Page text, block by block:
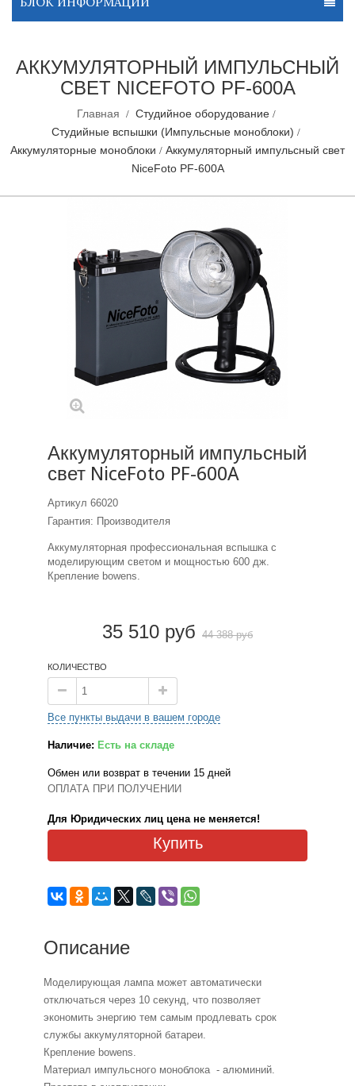
АККУМУЛЯТОРНЫЙ ИМПУЛЬСНЫЙ
СВЕТ NICEFOTO PF-600A
Главная
Студийное оборудование
Студийные вспышки (Импульсные моноблоки)
Аккумуляторные моноблоки
Аккумуляторный импульсный свет
NiceFoto PF-600A
Аккумуляторный импульсный
свет NiceFoto PF-600A
Артикул 66020
Гарантия: Производителя
Аккумуляторная профессиональная вспышка с
моделирующим светом и мощностью 600 дж.
Крепление bowens.
35 510 руб 44 388 руб
КОЛИЧЕСТВО
Все пункты выдачи в вашем городе
Наличие: Есть на складе
Обмен или возврат в течении 15 дней
ОПЛАТА ПРИ ПОЛУЧЕНИИ
Для Юридических лиц цена не меняется!
Купить
Описание
Моделирующая лампа может автоматически
отключаться через 10 секунд, что позволяет
экономить энергию тем самым продлевать срок
службы аккумуляторной батареи.
Крепление bowens.
Материал импульсного моноблока - алюминий.